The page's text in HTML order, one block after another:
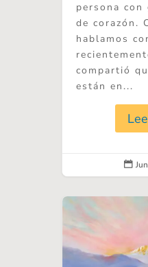
persona con
de corazón.
hablamos
compartió
están en...
